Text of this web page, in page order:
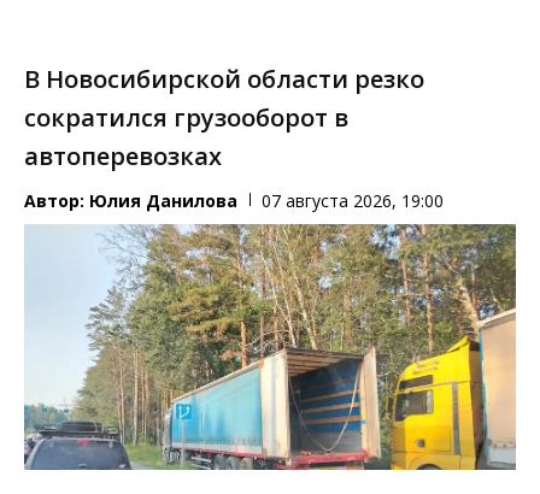
В Новосибирской области резко
сократился грузооборот в
автоперевозках
Автор: Юлия Данилова 07 августа 2026, 19:00